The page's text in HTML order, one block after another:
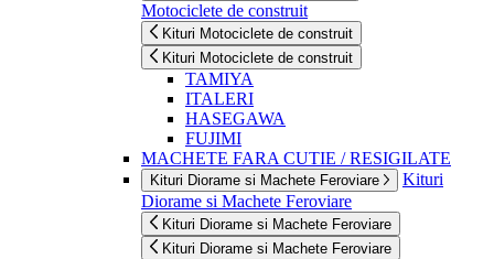
Motociclete de construit
Kituri Motociclete de construit
Kituri Motociclete de construit
TAMIYA
ITALERI
HASEGAWA
FUJIMI
MACHETE FARA CUTIE / RESIGILATE
Kituri Diorame si Machete Feroviare
Kituri
Diorame si Machete Feroviare
Kituri Diorame si Machete Feroviare
Kituri Diorame si Machete Feroviare